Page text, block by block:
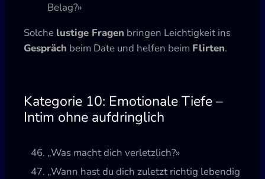
Belag?»
Solche lustige Fragen bringen Leichtigkeit ins
Gespräch beim Date und helfen beim Flirten.
Kategorie 10: Emotionale Tiefe –
Intim ohne aufdringlich
„Was macht dich verletzlich?»
„Wann hast du dich zuletzt richtig lebendig